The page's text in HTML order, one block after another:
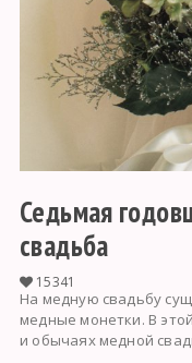
Седьмая
свадьба
15341
На медную свадьбу
медные монетки. В
и обычаях медной